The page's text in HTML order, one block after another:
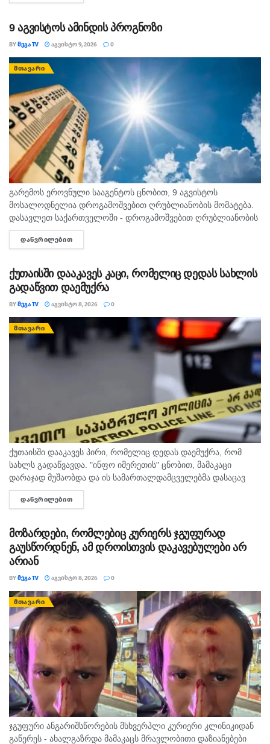
9 აგვისტოს ამინდის პროგნოზი
BYᲛᲔᲒᲐ TV ᲐᲒᲕᲘᲡᲢᲝ 9, 2026 0
ᲛᲗᲐᲕᲐᲠᲘ
გარემოს ეროვნული სააგენტოს ცნობით, 9 აგვისტოს
მოსალოდნელია დროგამოშვებით ღრუბლიანობის მომატება.
დასავლეთ საქართველოში - დროგამოშვებით ღრუბლიანობის
მომატება. უმეტეს რაიონში ხანმოკლე წვიმა და ელჭექი, ზოგან
ძლიერი. დასავლეთის ქარი 10-15 მ/წმ, ელჭექის დროს
ᲓᲐᲬᲕᲠᲘᲚᲔᲑᲘᲗ
ქუთაისში დააკავეს კაცი, რომელიც დედას სახლის
გადაწვით დაემუქრა
BYᲛᲔᲒᲐ TV ᲐᲒᲕᲘᲡᲢᲝ 8, 2026 0
ᲛᲗᲐᲕᲐᲠᲘ
ქუთაისში დააკავეს პირი, რომელიც დედას დაემუქრა, რომ
სახლს გადაწვავდა. "ინფო იმერეთის" ცნობით, მამაკაცი
დარაჯად მუშაობდა და ის სამართალდამცველებმა დასაცავ
ობიექტზე აიყვანეს. შსს-ს ინფორმაციით, დაკავებულს
სისხლის სამართლის კოდექსის 11 პრიმა...
ᲓᲐᲬᲕᲠᲘᲚᲔᲑᲘᲗ
მოზარდები, რომლებიც კურიერს ჯგუფურად
გაუსწორდნენ, ამ დროისთვის დაკავებულები არ
არიან
BYᲛᲔᲒᲐ TV ᲐᲒᲕᲘᲡᲢᲝ 8, 2026 0
ᲛᲗᲐᲕᲐᲠᲘ
ჯგუფური ანგარიშსწორების მსხვერპლი კურიერი კლინიკიდან
გაწერეს - ახალგაზრდა მამაკაცს მრავლობითი დაზიანებები